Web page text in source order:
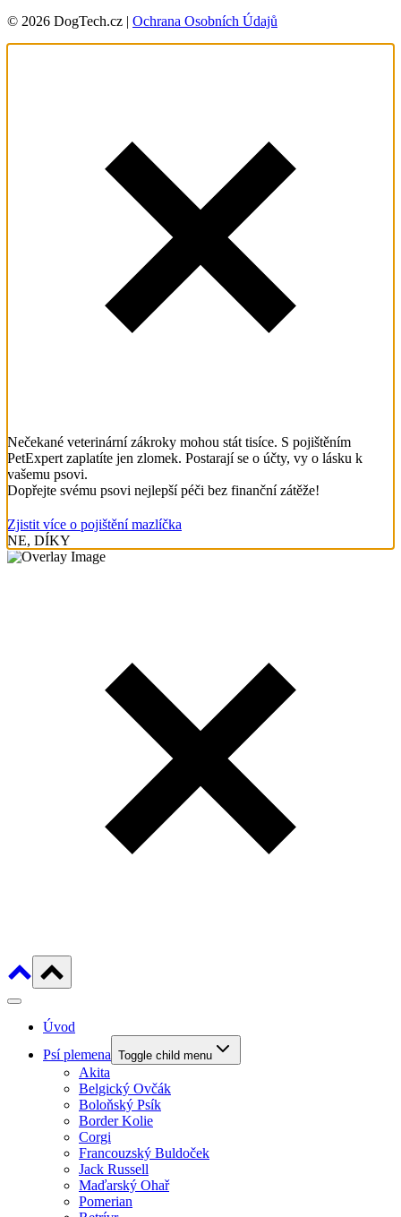
© 2026 DogTech.cz | Ochrana Osobních Údajů
Nečekané veterinární zákroky mohou stát tisíce. S pojištěním
PetExpert zaplatíte jen zlomek. Postarají se o účty, vy o lásku k
vašemu psovi.
Dopřejte svému psovi nejlepší péči bez finanční zátěže!
Zjistit více o pojištění mazlíčka
NE, DÍKY
Úvod
Psí plemena Toggle child menu
Akita
Belgický Ovčák
Boloňský Psík
Border Kolie
Corgi
Francouzský Buldoček
Jack Russell
Maďarský Ohař
Pomerian